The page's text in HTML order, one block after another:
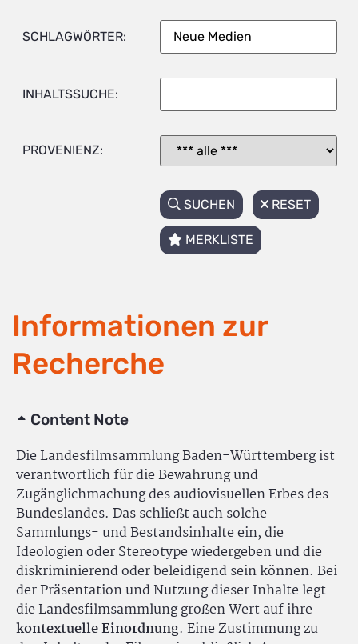
SCHLAGWÖRTER:
INHALTSSUCHE:
PROVENIENZ:
SUCHEN RESET
MERKLISTE
Informationen zur
Recherche
Content Note
Die Landesfilmsammlung Baden-Württemberg ist
verantwortlich für die Bewahrung und
Zugänglichmachung des audiovisuellen Erbes des
Bundeslandes. Das schließt auch solche
Sammlungs- und Bestandsinhalte ein, die
Ideologien oder Stereotype wiedergeben und die
diskriminierend oder beleidigend sein können. Bei
der Präsentation und Nutzung dieser Inhalte legt
die Landesfilmsammlung großen Wert auf ihre
kontextuelle Einordnung. Eine Zustimmung zu